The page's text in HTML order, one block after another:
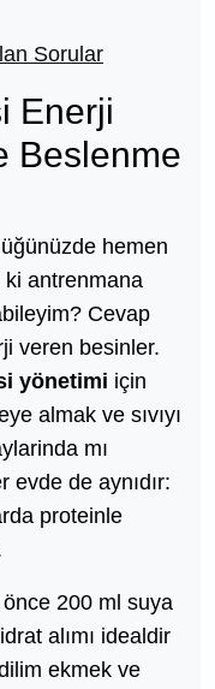
Sorular
Enerji
Beslenme
hemen
ki antrenmana
Cevap
veren besinler.
yönetimi için
almak ve sıvıyı
mı
evde de aynıdır:
proteinle
200 ml suya
alımı idealdir
ekmek ve